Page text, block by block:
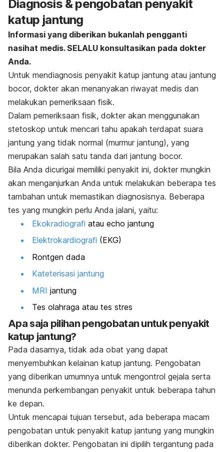
Diagnosis & pengobatan penyakit
katup jantung
Informasi yang diberikan bukanlah pengganti
nasihat medis. SELALU konsultasikan pada dokter
Anda.
Untuk mendiagnosis penyakit katup jantung atau jantung
bocor, dokter akan menanyakan riwayat medis dan
melakukan pemeriksaan fisik.
Dalam pemeriksaan fisik, dokter akan menggunakan
stetoskop untuk mencari tahu apakah terdapat suara
jantung yang tidak normal (murmur jantung), yang
merupakan salah satu tanda dari jantung bocor.
Bila Anda dicurigai memiliki penyakit ini, dokter mungkin
akan menganjurkan Anda untuk melakukan beberapa tes
tambahan untuk memastikan diagnosisnya. Beberapa
tes yang mungkin perlu Anda jalani, yaitu:
Ekokradiografi atau echo jantung
Elektrokardiografi (EKG)
Rontgen dada
Kateterisasi jantung
MRI jantung
Tes olahraga atau tes stres
Apa saja pilihan pengobatan untuk penyakit
katup jantung?
Pada dasarnya, tidak ada obat yang dapat
menyembuhkan kelainan katup jantung. Pengobatan
yang diberikan umumnya untuk mengontrol gejala serta
menunda perkembangan penyakit untuk beberapa tahun
ke depan.
Untuk mencapai tujuan tersebut, ada beberapa macam
pengobatan untuk penyakit katup jantung yang mungkin
diberikan dokter. Pengobatan ini dipilih tergantung pada